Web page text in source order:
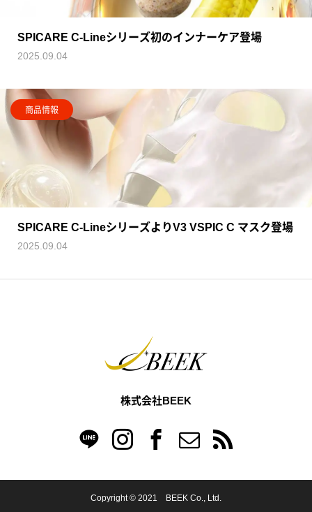
SPICARE C-Lineシリーズ初のインナーケア登場
2025.09.04
商品情報
SPICARE C-LineシリーズよりV3 VSPIC C マスク登場
2025.09.04
株式会社BEEK
Copyright © 2021 BEEK Co., Ltd.